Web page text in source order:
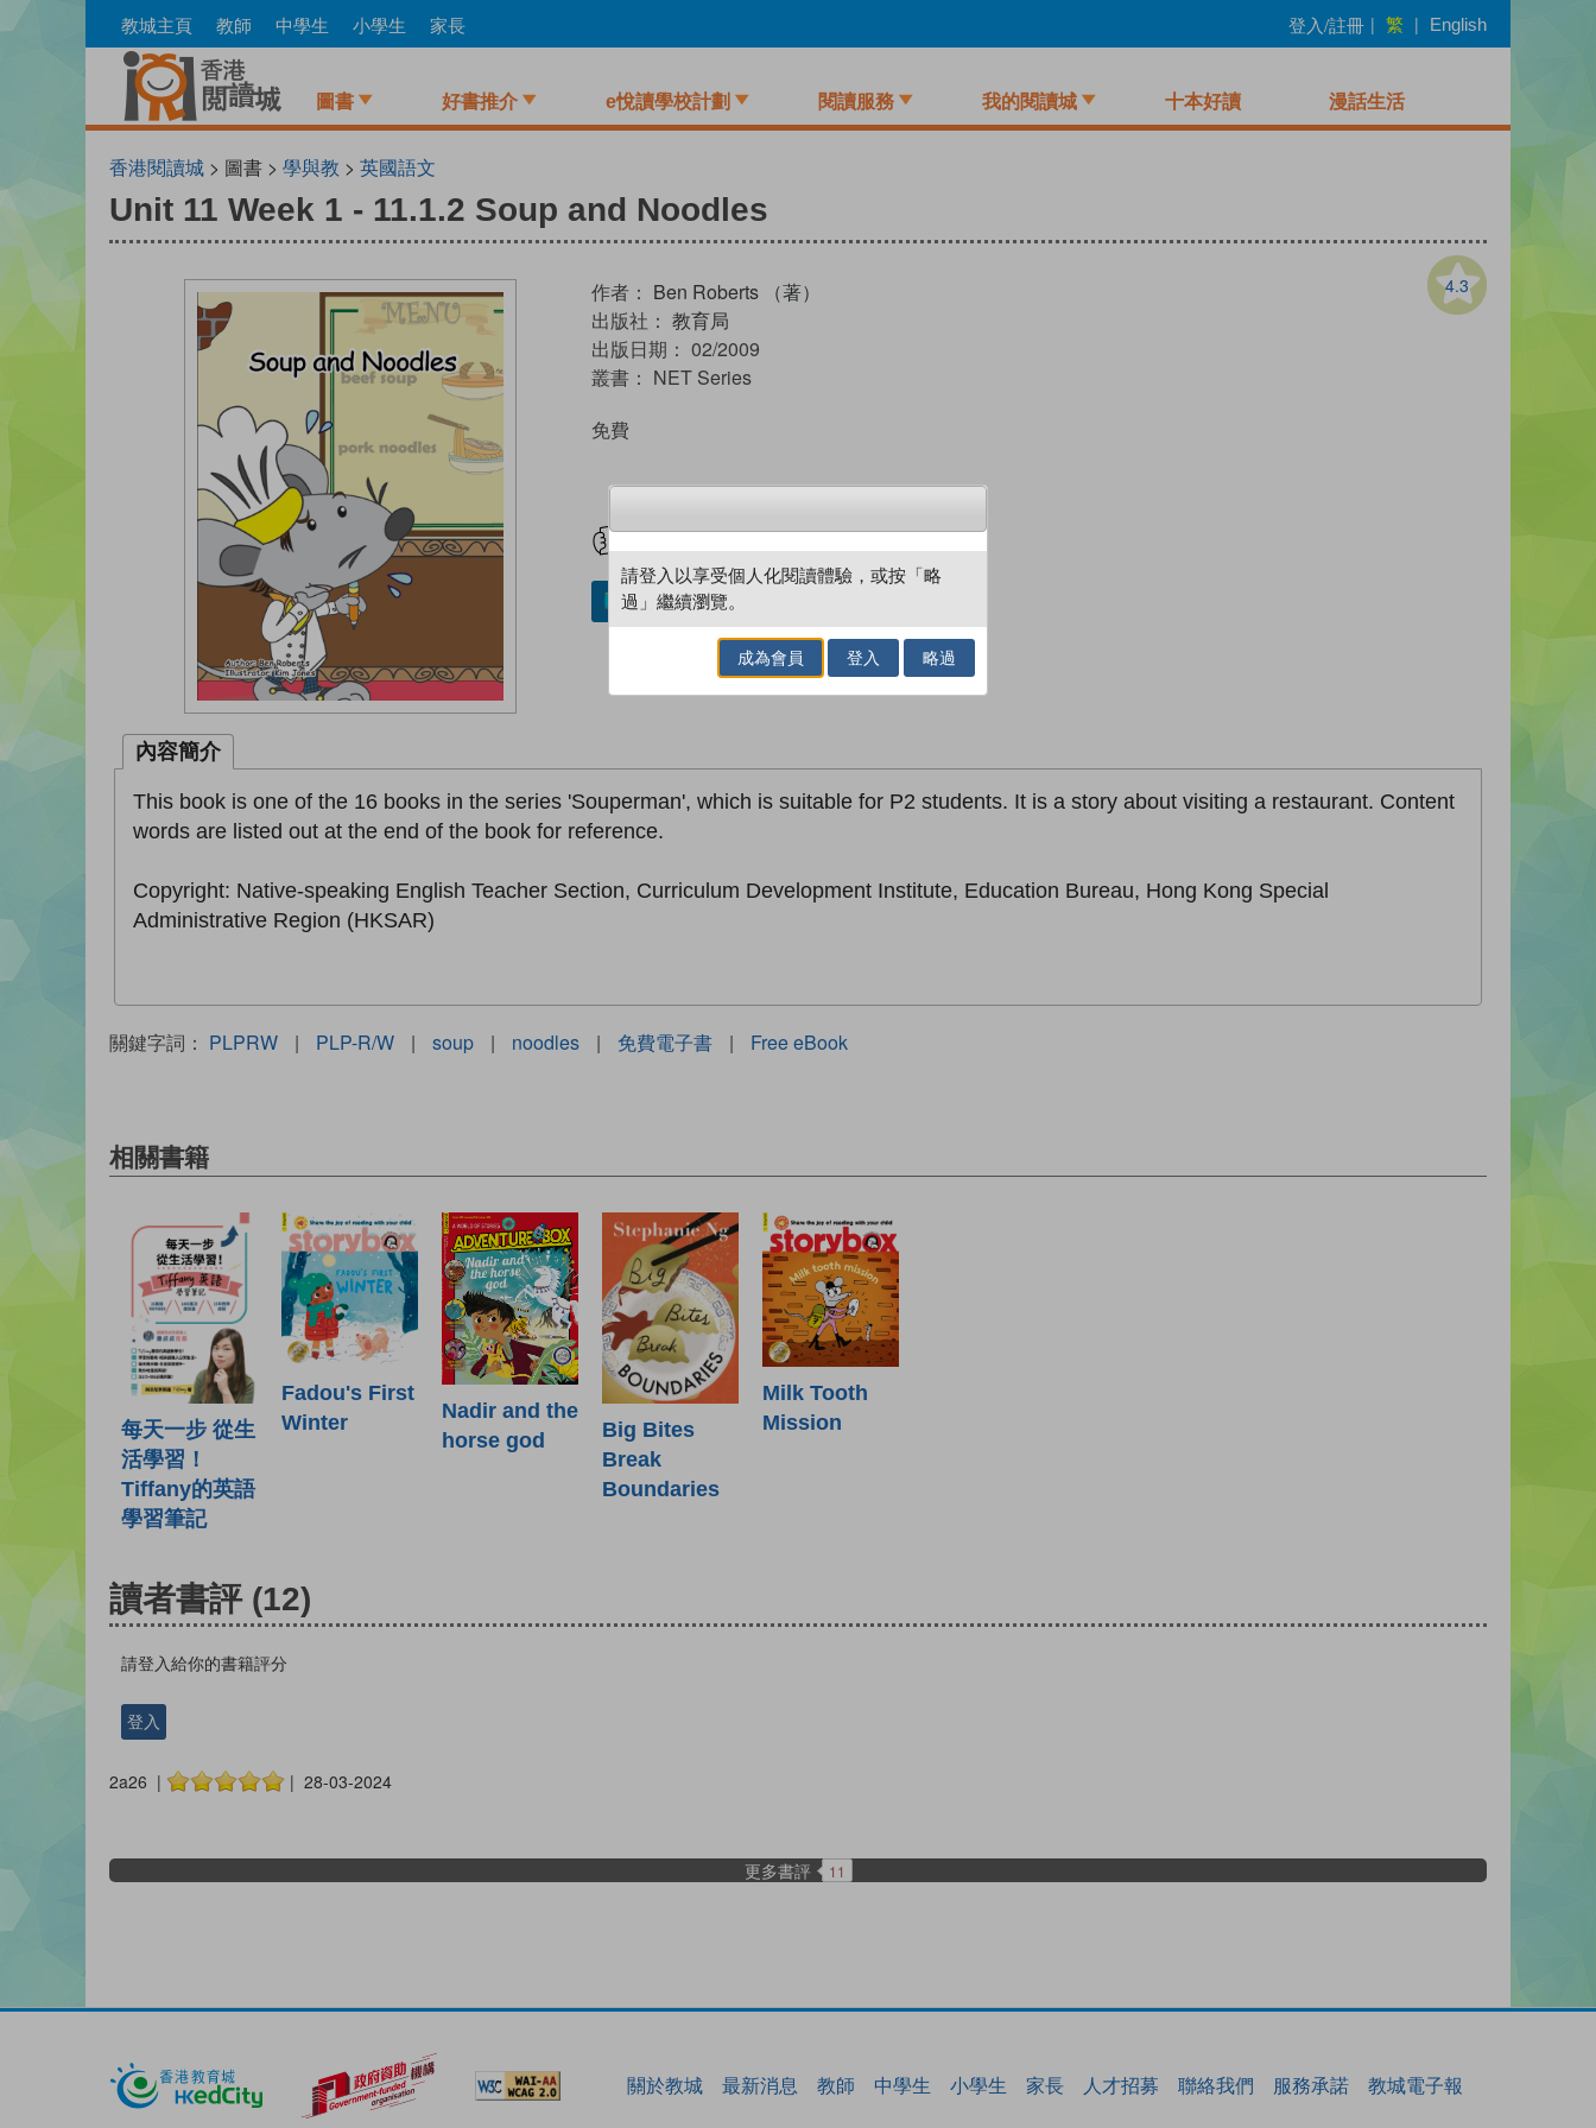
to
教城主頁 教師 中學生 小學生 家長 登入/註冊 | 繁 | English
圖書 好書推介 e悅讀學校計劃 閱讀服務 我的閱讀城 十本好讀 漫話生活
香港閱讀城 > 圖書 > 學與教 > 英國語文
Unit 11 Week 1 - 11.1.2 Soup and Noodles
4.3
作者： Ben Roberts （著）
出版社： 教育局
出版日期： 02/2009
叢書： NET Series
免費
加入／閱讀電子書
內容簡介
This book is one of the 16 books in the series 'Souperman', which is suitable for P2 students. It is a story about visiting a restaurant. Content
words are listed out at the end of the book for reference.
Copyright: Native-speaking English Teacher Section, Curriculum Development Institute, Education Bureau, Hong Kong Special
Administrative Region (HKSAR)
關鍵字詞： PLPRW | PLP-R/W | soup | noodles | 免費電子書 | Free eBook
相關書籍
每天一步 從生
活學習！
Tiffany的英語
學習筆記
Fadou's First
Winter
Nadir and the
horse god
Big Bites
Break
Boundaries
Milk Tooth
Mission
讀者書評 (12)
請登入給你的書籍評分
登入
2a26 | | 28-03-2024
更多書評 11
關於教城 最新消息 教師 中學生 小學生 家長 人才招募 聯絡我們 服務承諾 教城電子報
請登入以享受個人化閱讀體驗，或按「略
過」繼續瀏覽。
成為會員 登入 略過